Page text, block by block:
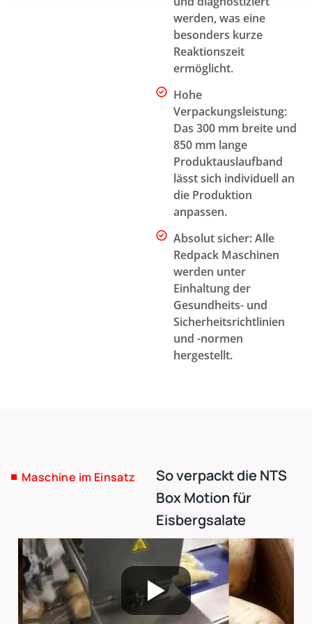
werden, was eine
besonders kurze
Reaktionszeit
ermöglicht.
Hohe
Verpackungsleistung:
Das 300 mm breite und
850 mm lange
Produktauslaufband
lässt sich individuell an
die Produktion
anpassen.
Absolut sicher: Alle
Redpack Maschinen
werden unter
Einhaltung der
Gesundheits- und
Sicherheitsrichtlinien
und -normen
hergestellt.
Maschine im Einsatz
So verpackt die NTS
Box Motion für
Eisbergsalate